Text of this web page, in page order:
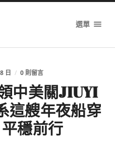
選單
日 / 0 則留言
中美關JIUYI
這艘年夜船穿
穩前行